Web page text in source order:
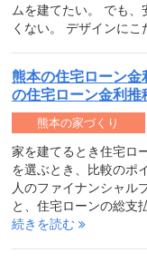
ムを建てたい。 でも
くない。 デザインにこ
熊本の住宅ローン金
の住宅ローン金利推
家を建てるとき住宅ロ
を選ぶとき、比較のポ
人のファイナンシャル
と、住宅ローンの総支
続きを読む
熊本の家づくり